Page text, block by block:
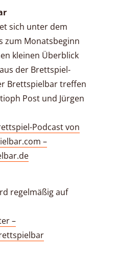
sich unter dem
zum Monatsbeginn
kleinen Überblick
der Brettspiel-
Brettspielbar treffen
Post und Jürgen
Podcast von
–
regelmäßig auf
–